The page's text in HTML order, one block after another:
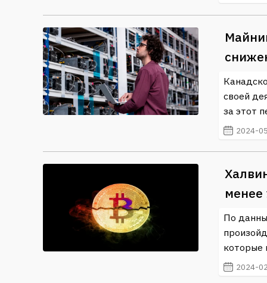
своей
за этот
2024-
менее
По
которые
2024-